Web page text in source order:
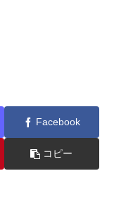
Facebook
コピー